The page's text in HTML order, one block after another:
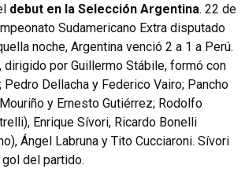
debut en la Selección Argentina. 22 de
Sudamericano Extra disputado
noche, Argentina venció 2 a 1 a Perú.
dirigido por Guillermo Stábile, formó con
Dellacha y Federico Vairo; Pancho
y Ernesto Gutiérrez; Rodolfo
Enrique Sívori, Ricardo Bonelli
Ángel Labruna y Tito Cucciaroni. Sívori
del partido.